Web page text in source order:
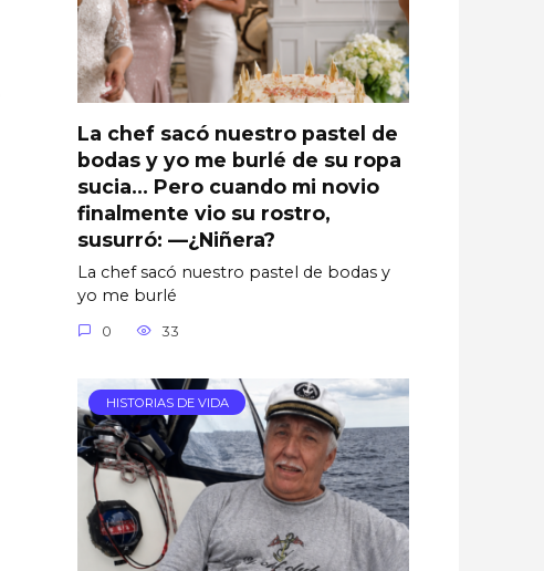
La chef sacó nuestro pastel de
bodas y yo me burlé de su ropa
sucia… Pero cuando mi novio
finalmente vio su rostro,
susurró: —¿Niñera?
La chef sacó nuestro pastel de bodas y
yo me burlé
0 33
HISTORIAS DE VIDA